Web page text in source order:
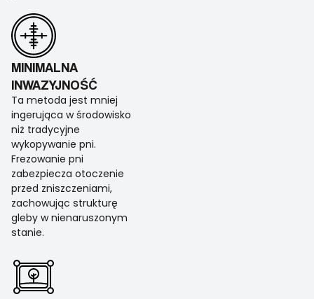
MINIMALNA
INWAZYJNOŚĆ
Ta metoda jest mniej
ingerująca w środowisko
niż tradycyjne
wykopywanie pni.
Frezowanie pni
zabezpiecza otoczenie
przed zniszczeniami,
zachowując strukturę
gleby w nienaruszonym
stanie.